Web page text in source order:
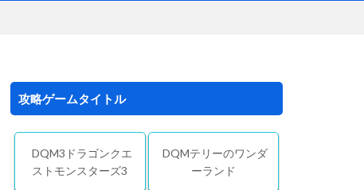
攻略ゲームタイトル
DQM3ドラゴンクエ
ストモンスターズ3
DQMテリーのワンダ
ーランド